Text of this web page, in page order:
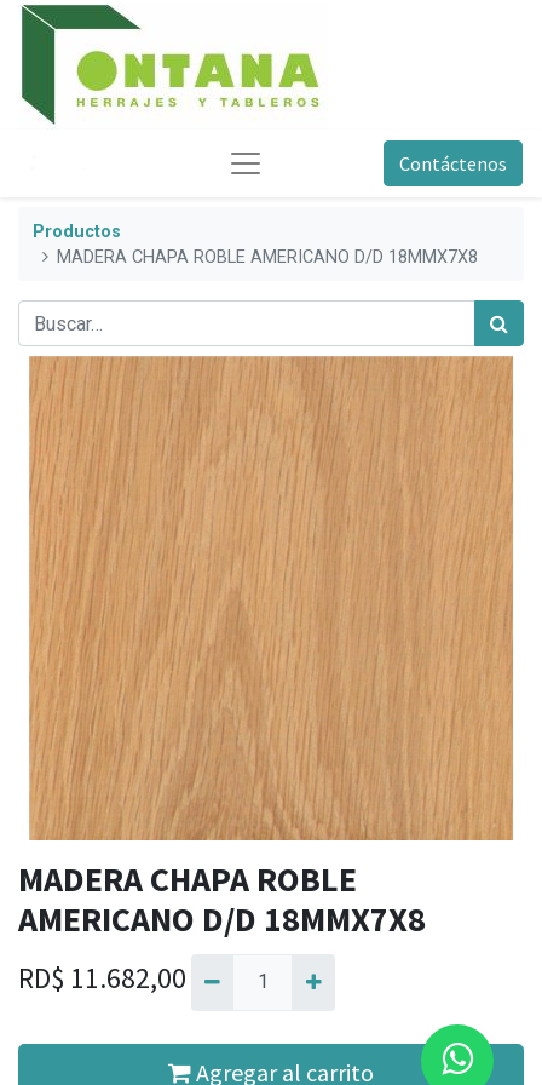
Contáctenos
Productos
MADERA CHAPA ROBLE AMERICANO D/D 18MMX7X8
MADERA CHAPA ROBLE
AMERICANO D/D 18MMX7X8
RD$ 11.682,00
Agregar al carrito